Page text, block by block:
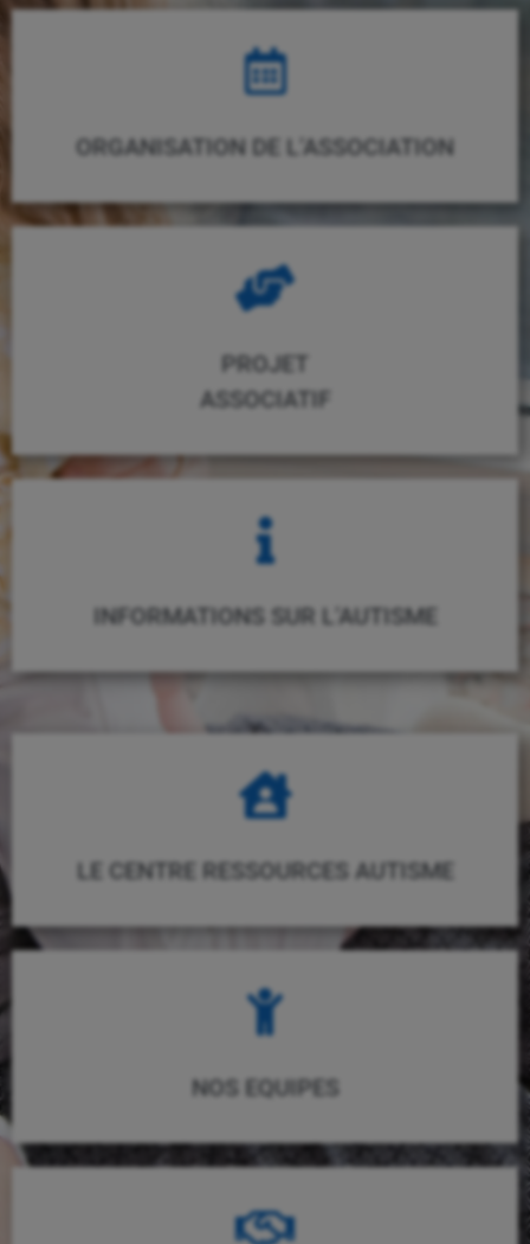
ORGANISATION DE L’ASSOCIATION
PROJET
ASSOCIATIF
INFORMATIONS SUR L’AUTISME
LE CENTRE RESSOURCES AUTISME
NOS EQUIPES